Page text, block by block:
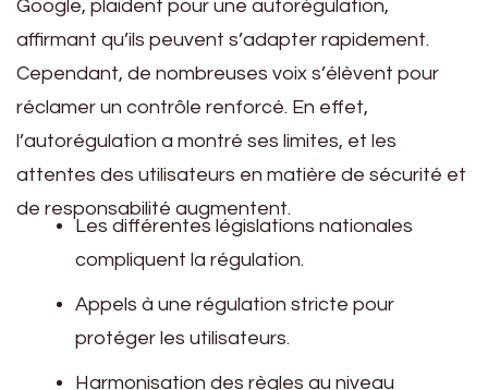
Google, plaident pour une autorégulation,
affirmant qu’ils peuvent s’adapter rapidement.
Cependant, de nombreuses voix s’élèvent pour
réclamer un contrôle renforcé. En effet,
l’autorégulation a montré ses limites, et les
attentes des utilisateurs en matière de sécurité et
de responsabilité augmentent.
Les différentes législations nationales
compliquent la régulation.
Appels à une régulation stricte pour
protéger les utilisateurs.
Harmonisation des règles au niveau